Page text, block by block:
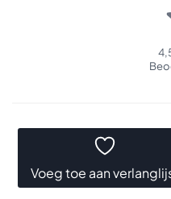
Voeg toe aan